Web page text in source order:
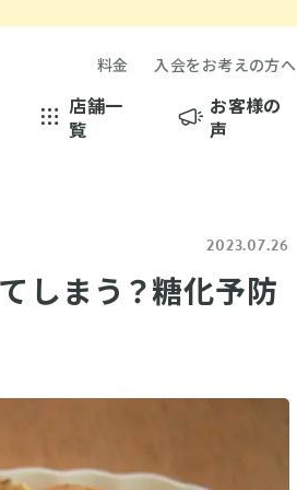
店舗一
覧
お客様の
声
料金 入会をお考えの方へ
2023.07.26
しまう？糖化予防